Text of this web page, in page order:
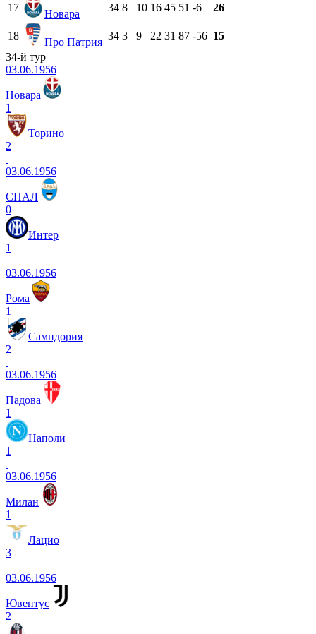
17
Новара
34 8 10 16 45 51 -6 26
18
Про Патрия
34 3 9 22 31 87 -56 15
34-й тур
03.06.1956
Новара
1
Торино
2
03.06.1956
СПАЛ
0
Интер
1
03.06.1956
Рома
1
Сампдория
2
03.06.1956
Падова
1
Наполи
1
03.06.1956
Милан
1
Лацио
3
03.06.1956
Ювентус
2